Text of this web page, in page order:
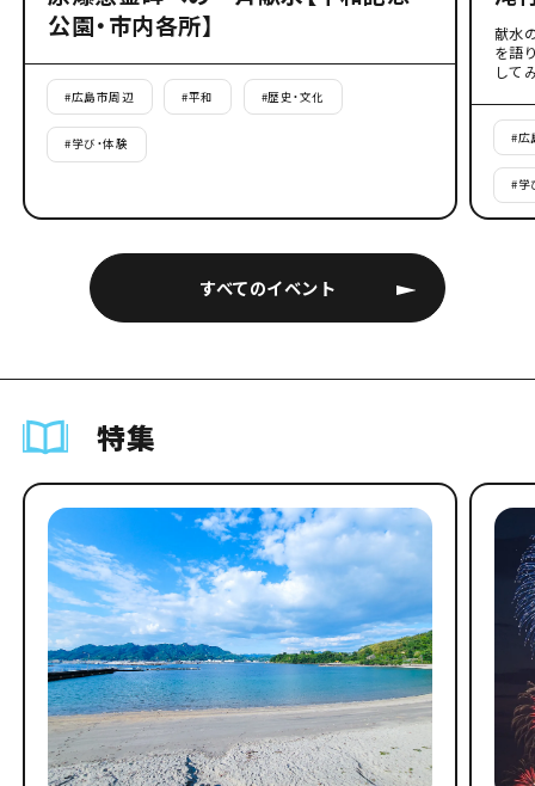
すべてのイベント
公園・市内各所】
#広島市周辺 #平和 #歴史・文化
#学び・体験
献水
を語
して
#広
#学
特集